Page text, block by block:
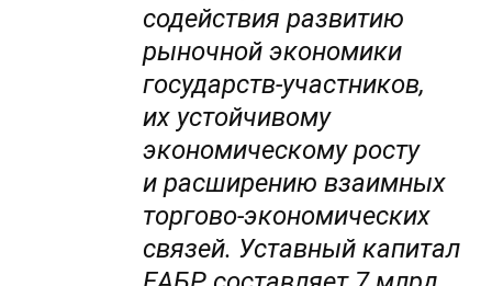
содействия развитию
рыночной экономики
государств-участников,
их устойчивому
экономическому росту
и расширению взаимных
торгово-экономических
связей. Уставный капитал